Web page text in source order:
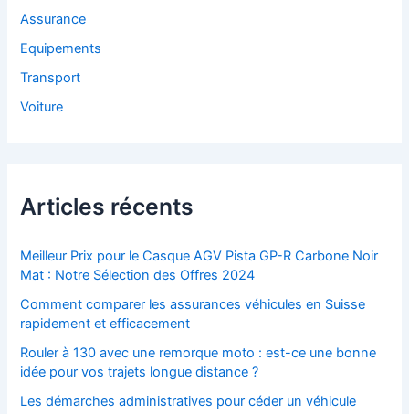
Assurance
Equipements
Transport
Voiture
Articles récents
Meilleur Prix pour le Casque AGV Pista GP-R Carbone Noir
Mat : Notre Sélection des Offres 2024
Comment comparer les assurances véhicules en Suisse
rapidement et efficacement
Rouler à 130 avec une remorque moto : est-ce une bonne
idée pour vos trajets longue distance ?
Les démarches administratives pour céder un véhicule